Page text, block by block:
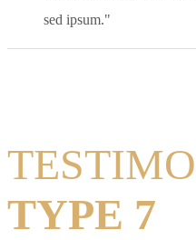
sed ipsum.
TYPE 7